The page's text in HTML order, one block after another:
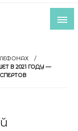
В 2021 ГОДУ —